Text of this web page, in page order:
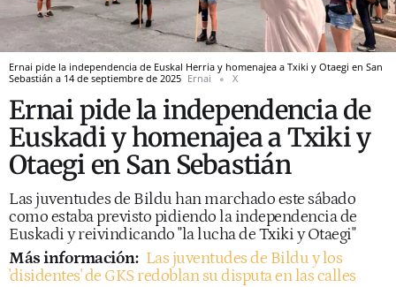
Ernai pide la independencia de Euskal Herria y homenajea a Txiki y Otaegi en San
Sebastián a 14 de septiembre de 2025 Ernai X
Ernai pide la independencia de
Euskadi y homenajea a Txiki y
Otaegi en San Sebastián
Las juventudes de Bildu han marchado este sábado
como estaba previsto pidiendo la independencia de
Euskadi y reivindicando "la lucha de Txiki y Otaegi"
Más información: Las juventudes de Bildu y los
'disidentes' de GKS redoblan su disputa en las calles